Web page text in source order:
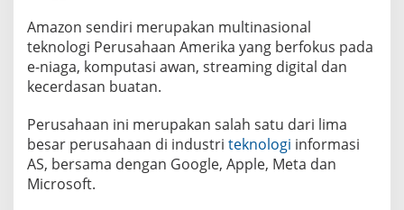
Amazon sendiri merupakan multinasional
teknologi Perusahaan Amerika yang berfokus pada
e-niaga, komputasi awan, streaming digital dan
kecerdasan buatan.
Perusahaan ini merupakan salah satu dari lima
besar perusahaan di industri teknologi informasi
AS, bersama dengan Google, Apple, Meta dan
Microsoft.